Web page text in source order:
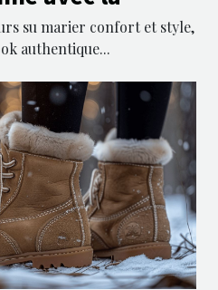
Hi
su marier confort et style,
authentique...